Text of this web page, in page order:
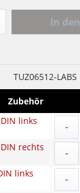
In den
TUZ06512-LABS
Zubehör
links
-
rechts
-
links
-